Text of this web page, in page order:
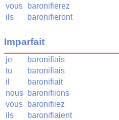
vous
baronifierez
ils
baronifieront
Imparfait
je
baronifiais
tu
baronifiais
il
baronifiait
nous baronifiions
vous
baronifiiez
ils
baronifiaient